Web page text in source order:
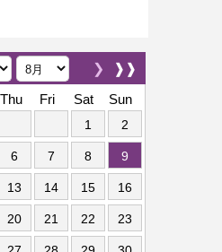
❱❱
❯
Thu Fri Sat Sun
1 2
6 7 8 9
13 14 15 16
20 21 22 23